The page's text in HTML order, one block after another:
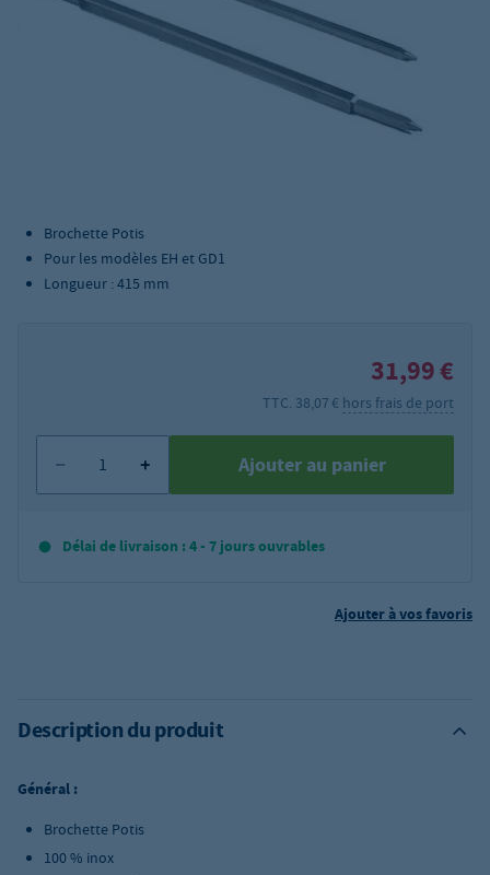
Brochette Potis
Pour les modèles EH et GD1
Longueur : 415 mm
31,99 €
TTC. 38,07 € hors frais de port
Ajouter au panier
Délai de livraison : 4 - 7 jours ouvrables
Ajouter à vos favoris
Description du produit
Général :
Brochette Potis
100 % inox